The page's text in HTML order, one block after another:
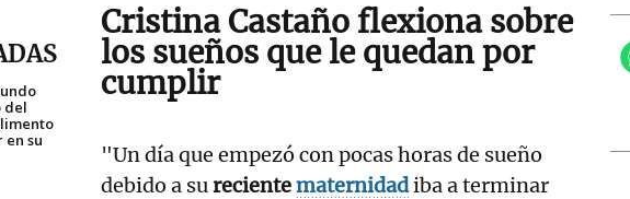
del
su
Cristina Castaño flexiona sobre
los sueños que le quedan por
cumplir
"Un día que empezó con pocas horas de sueño
debido a surecientematernidadiba a terminar